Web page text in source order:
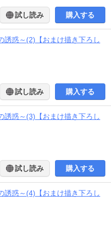
試し読み 購入する
誘惑～(2)【おまけ描き下ろし
試し読み 購入する
誘惑～(3)【おまけ描き下ろし
試し読み 購入する
誘惑～(4)【おまけ描き下ろし